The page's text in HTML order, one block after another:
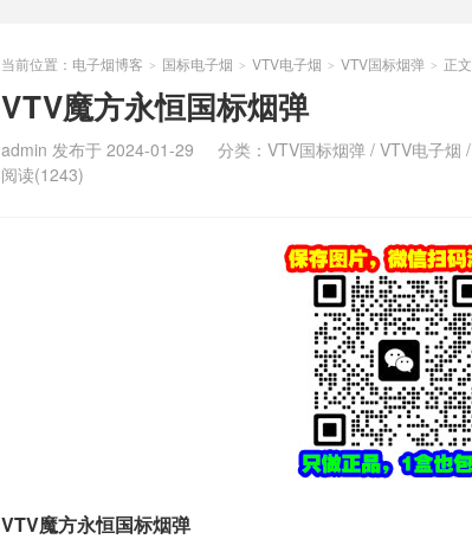
当前位置： 电子烟博客 > 国标电子烟 > VTV电子烟 > VTV国标烟弹 > 正文
VTV魔方永恒国标烟弹
admin 发布于 2024-01-29 分类： VTV国标烟弹 / VTV电子烟 /
阅读(1243)
VTV魔方永恒国标烟弹